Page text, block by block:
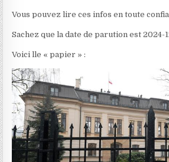
Vous pouvez lire ces infos en toute
Sachez que la date de parution est 2024-
Voici lle « papier » :